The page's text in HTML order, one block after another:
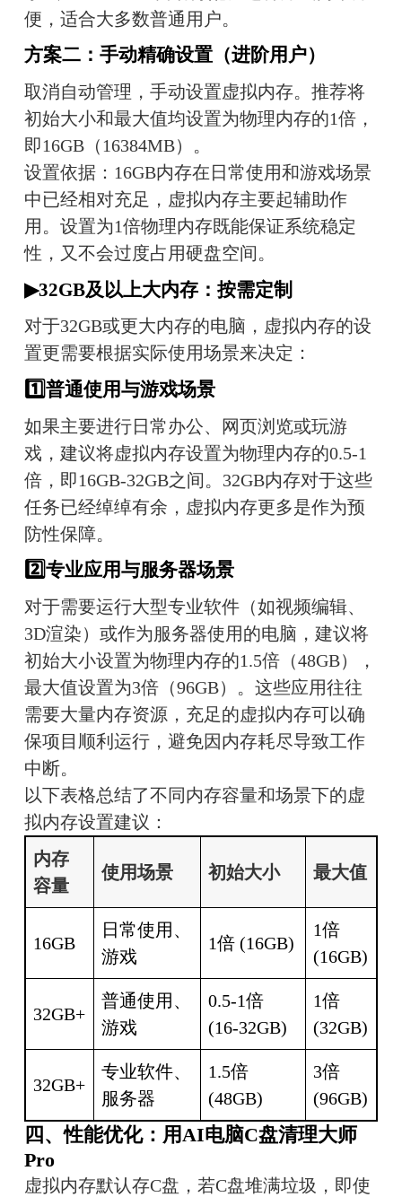
便，适合大多数普通用户。
方案二：手动精确设置（进阶用户）
取消自动管理，手动设置虚拟内存。推荐将
初始大小和最大值均设置为物理内存的1倍，
即16GB（16384MB）。
设置依据：16GB内存在日常使用和游戏场景
中已经相对充足，虚拟内存主要起辅助作
用。设置为1倍物理内存既能保证系统稳定
性，又不会过度占用硬盘空间。
▶32GB及以上大内存：按需定制
对于32GB或更大内存的电脑，虚拟内存的设
置更需要根据实际使用场景来决定：
1️⃣普通使用与游戏场景
如果主要进行日常办公、网页浏览或玩游
戏，建议将虚拟内存设置为物理内存的0.5-1
倍，即16GB-32GB之间。32GB内存对于这些
任务已经绰绰有余，虚拟内存更多是作为预
防性保障。
2️⃣专业应用与服务器场景
对于需要运行大型专业软件（如视频编辑、
3D渲染）或作为服务器使用的电脑，建议将
初始大小设置为物理内存的1.5倍（48GB），
最大值设置为3倍（96GB）。这些应用往往
需要大量内存资源，充足的虚拟内存可以确
保项目顺利运行，避免因内存耗尽导致工作
中断。
以下表格总结了不同内存容量和场景下的虚
拟内存设置建议：
内存
容量
使用场景 初始大小 最大值
16GB
日常使用、
游戏
1倍 (16GB)
1倍
(16GB)
32GB+
普通使用、
游戏
0.5-1倍
(16-32GB)
1倍
(32GB)
32GB+
专业软件、
服务器
1.5倍
(48GB)
3倍
(96GB)
四、性能优化：用AI电脑C盘清理大师
Pro
虚拟内存默认存C盘，若C盘堆满垃圾，即使